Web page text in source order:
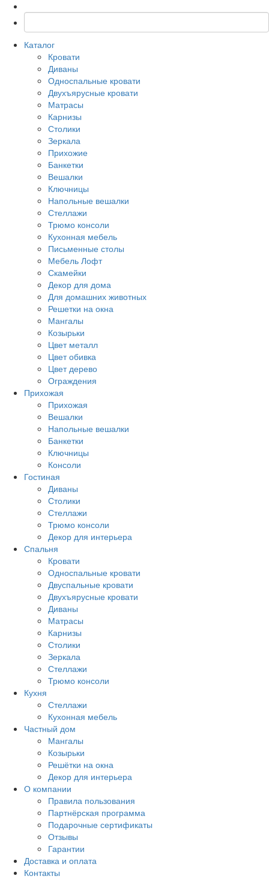
Каталог
Кровати
Диваны
Односпальные кровати
Двухъярусные кровати
Матрасы
Карнизы
Столики
Зеркала
Прихожие
Банкетки
Вешалки
Ключницы
Напольные вешалки
Стеллажи
Трюмо консоли
Кухонная мебель
Письменные столы
Мебель Лофт
Скамейки
Декор для дома
Для домашних животных
Решетки на окна
Мангалы
Козырьки
Цвет металл
Цвет обивка
Цвет дерево
Ограждения
Прихожая
Прихожая
Вешалки
Напольные вешалки
Банкетки
Ключницы
Консоли
Гостиная
Диваны
Столики
Стеллажи
Трюмо консоли
Декор для интерьера
Спальня
Кровати
Односпальные кровати
Двуспальные кровати
Двухъярусные кровати
Диваны
Матрасы
Карнизы
Столики
Зеркала
Стеллажи
Трюмо консоли
Кухня
Стеллажи
Кухонная мебель
Частный дом
Мангалы
Козырьки
Решётки на окна
Декор для интерьера
О компании
Правила пользования
Партнёрская программа
Подарочные сертификаты
Отзывы
Гарантии
Доставка и оплата
Контакты